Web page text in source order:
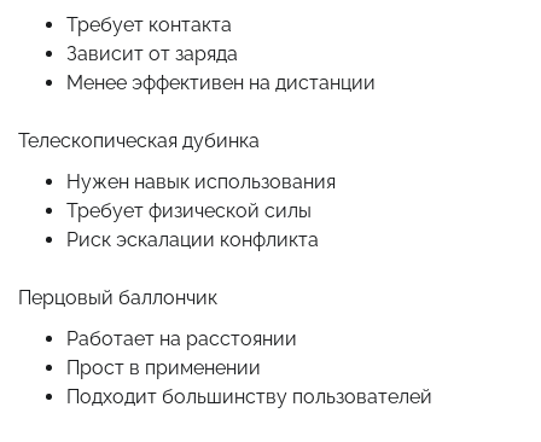
Требует контакта
Зависит от заряда
Менее эффективен на дистанции
Телескопическая дубинка
Нужен навык использования
Требует физической силы
Риск эскалации конфликта
Перцовый баллончик
Работает на расстоянии
Прост в применении
Подходит большинству пользователей